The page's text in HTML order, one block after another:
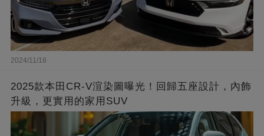
2024/11/18
2025款本田CR-V渲染圖曝光！回歸五座設計，內飾
升級，更實用的家用SUV